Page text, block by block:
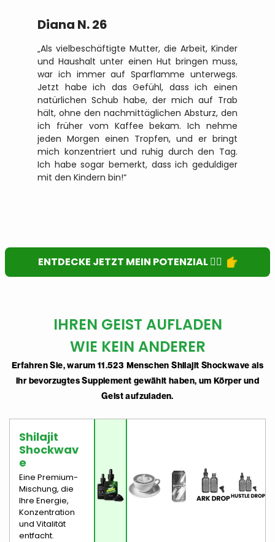
Diana N. 26
„Als vielbeschäftigte Mutter, die Arbeit, Kinder
und Haushalt unter einen Hut bringen muss,
war ich immer auf Sparflamme unterwegs.
Jetzt habe ich das Gefühl, dass ich einen
natürlichen Schub habe, der mich auf Trab
hält, ohne den nachmittäglichen Absturz, den
ich früher vom Kaffee bekam. Ich nehme
jeden Morgen einen Tropfen, und er bringt
mich konzentriert und ruhig durch den Tag.
Ich habe sogar bemerkt, dass ich geduldiger
mit den Kindern bin!“
ENTDECKE JETZT MEIN POTENZIAL 👉🏻
IHREN GEIST AUFLADEN
WIE KEIN ANDERER
Erfahren Sie, warum 11.523 Menschen Shilajit Shockwave als
ihr bevorzugtes Supplement gewählt haben, um Körper und
Geist aufzuladen.
Shilajit
Shockwav
E
Eine Premium-
Mischung, die
Ihre Energie,
Konzentration
und Vitalität
entfacht.